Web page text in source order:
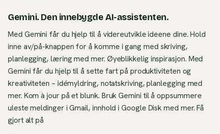
Gemini. Den innebygde AI-assistenten.
Med Gemini får du hjelp til å videreutvikle ideene dine. Hold
inne av/på-knappen for å komme i gang med skriving,
planlegging, læring med mer. Øyeblikkelig inspirasjon. Med
Gemini får du hjelp til å sette fart på produktiviteten og
kreativiteten – idémyldring, notatskriving, planlegging med
mer. Kom à jour på et blunk. Bruk Gemini til å oppsummere
uleste meldinger i Gmail, innhold i Google Disk med mer. Få
gjort alt på